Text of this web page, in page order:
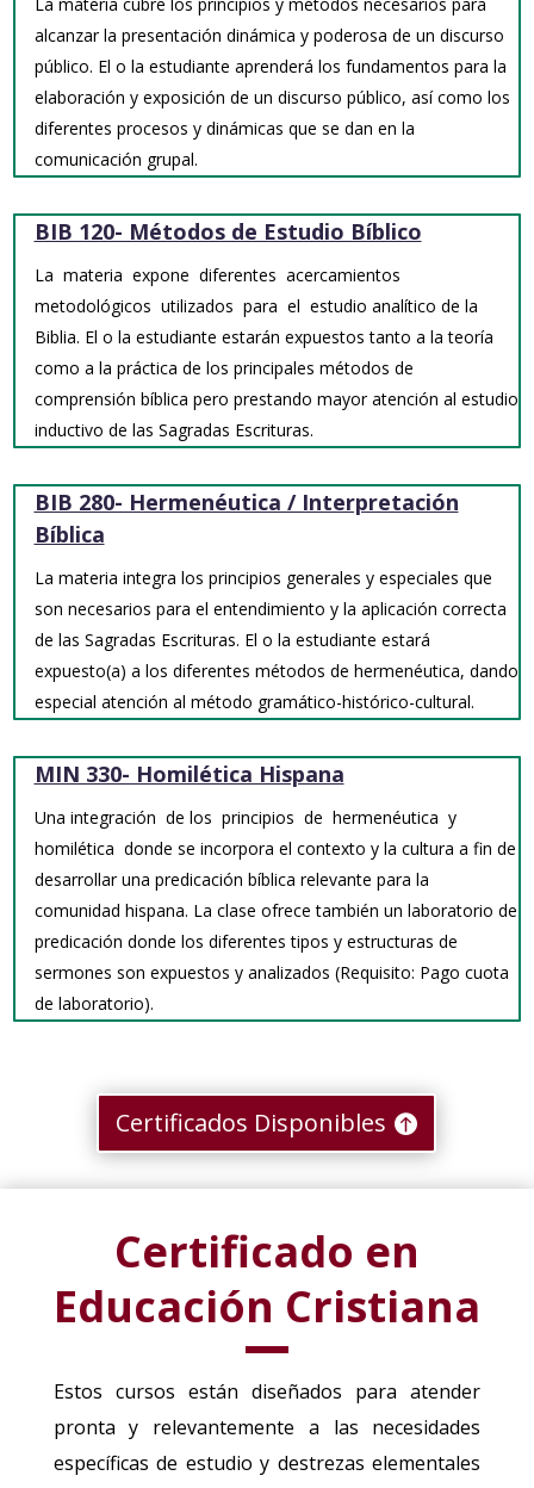
alcanzar la presentación dinámica y poderosa de un discurso
público. El o la estudiante aprenderá los fundamentos para la
elaboración y exposición de un discurso público, así como los
diferentes procesos y dinámicas que se dan en la
comunicación grupal.
BIB 120- Métodos de Estudio Bíblico
La materia expone diferentes acercamientos
metodológicos utilizados para el estudio analítico de la
Biblia. El o la estudiante estarán expuestos tanto a la teoría
como a la práctica de los principales métodos de
comprensión bíblica pero prestando mayor atención al estudio
inductivo de las Sagradas Escrituras.
BIB 280- Hermenéutica / Interpretación
Bíblica
La materia integra los principios generales y especiales que
son necesarios para el entendimiento y la aplicación correcta
de las Sagradas Escrituras. El o la estudiante estará
expuesto(a) a los diferentes métodos de hermenéutica, dando
especial atención al método gramático-histórico-cultural.
MIN 330- Homilética Hispana
Una integración de los principios de hermenéutica y
homilética donde se incorpora el contexto y la cultura a fin de
desarrollar una predicación bíblica relevante para la
comunidad hispana. La clase ofrece también un laboratorio de
predicación donde los diferentes tipos y estructuras de
sermones son expuestos y analizados (Requisito: Pago cuota
de laboratorio).
Certificados Disponibles
Certificado en
Educación Cristiana
Estos cursos están diseñados para atender
pronta y relevantemente a las necesidades
específicas de estudio y destrezas elementales